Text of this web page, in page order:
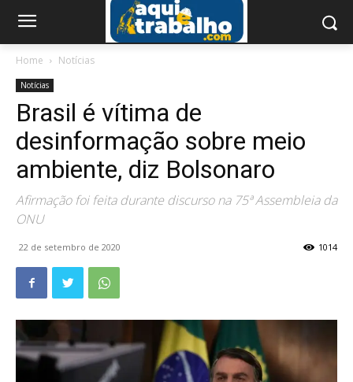
Home Notícias
Notícias
Brasil é vítima de
desinformação sobre meio
ambiente, diz Bolsonaro
Afirmação foi feita durante discurso na 75ª Assembleia da
ONU
22 de setembro de 2020 1014